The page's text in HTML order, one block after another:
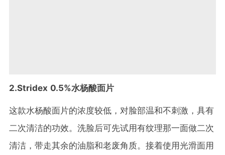
2.Stridex 0.5%水杨酸面片
这款水杨酸面片的浓度较低，对脸部温和不刺激，具有
二次清洁的功效。洗脸后可先试用有纹理那一面做二次
清洁，带走其余的油脂和老废角质。接着使用光滑面用